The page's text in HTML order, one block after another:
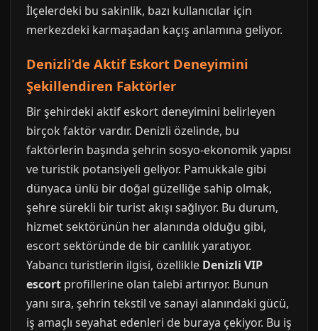
İlçelerdeki bu sakinlik, bazı kullanıcılar için
merkezdeki karmaşadan kaçış anlamına geliyor.
Denizli’de Aktif Eskort Deneyimini
Şekillendiren Faktörler
Bir şehirdeki aktif eskort deneyimini belirleyen
birçok faktör vardır. Denizli özelinde, bu
faktörlerin başında şehrin sosyo-ekonomik yapısı
ve turistik potansiyeli geliyor. Pamukkale gibi
dünyaca ünlü bir doğal güzelliğe sahip olmak,
şehre sürekli bir turist akışı sağlıyor. Bu durum,
hizmet sektörünün her alanında olduğu gibi,
escort sektöründe de bir canlılık yaratıyor.
Yabancı turistlerin ilgisi, özellikle Denizli VIP
escort profillerine olan talebi artırıyor. Bunun
yanı sıra, şehrin tekstil ve sanayi alanındaki gücü,
iş amaçlı seyahat edenleri de buraya çekiyor. Bu iş